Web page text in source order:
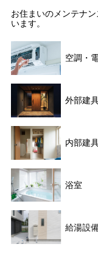
お住まいのメンテナ
います。
空調・
外部建
内部建
浴室
給湯設